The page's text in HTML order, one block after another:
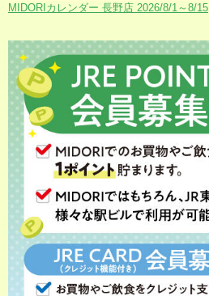
MIDORIカレンダー 長野店 2026/8/1～8/15